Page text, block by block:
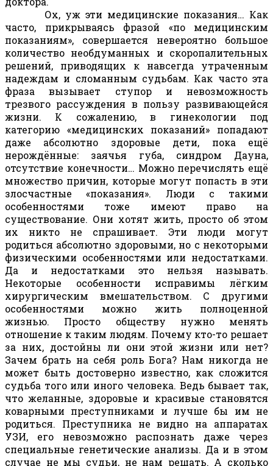
Ох, уж эти медицинские показания… Как
часто, прикрываясь фразой «по медицинским
показаниям», совершается невероятно большое
количество необдуманных и скоропалительных
решений, приводящих к навсегда утраченным
надеждам и сломанным судьбам. Как часто эта
фраза вызывает ступор и невозможность
трезвого рассуждения в пользу развивающейся
жизни. К сожалению, в гинекологии под
категорию «медицинских показаний» попадают
даже абсолютно здоровые дети, пока ещё
нерождённые: заячья губа, синдром Дауна,
отсутствие конечности… Можно перечислять ещё
множество причин, которые могут попасть в эти
злосчастные «показания». Люди с такими
особенностями тоже имеют право на
существование. Они хотят жить, просто об этом
их никто не спрашивает. Эти люди могут
родиться абсолютно здоровыми, но с некоторыми
физическими особенностями или недостатками.
Да и недостатками это нельзя называть.
Некоторые особенности исправимы лёгким
хирургическим вмешательством. С другими
особенностями можно жить полноценной
жизнью. Просто обществу нужно менять
отношение к таким людям. Почему кто-то решает
за них, достойны ли они этой жизни или нет?
Зачем брать на себя роль Бога? Нам никогда не
может быть достоверно известно, как сложится
судьба того или иного человека. Ведь бывает так,
что желанные, здоровые и красивые становятся
коварными преступниками и лучше бы им не
родиться. Преступника не видно на аппаратах
УЗИ, его невозможно распознать даже через
специальные генетические анализы. Да и в этом
случае не мы судьи, не нам решать. А сколько